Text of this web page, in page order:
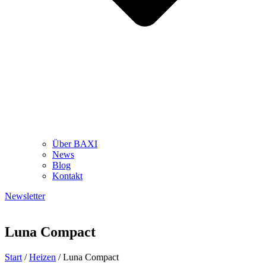
Über BAXI
News
Blog
Kontakt
Newsletter
Luna Compact
Start /Heizen / Luna Compact